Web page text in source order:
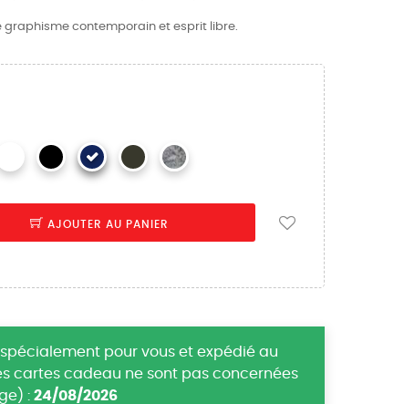
graphisme contemporain et esprit libre.
AJOUTER AU PANIER
pour vous et expédié au
cartes cadeau ne sont pas concernées
: 24/08/2026